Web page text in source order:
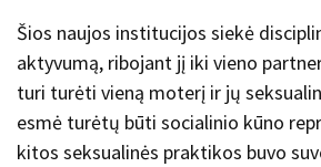
Šios naujos institucijos siekė
aktyvumą, ribojant jį iki vieno
turi turėti vieną moterį ir jų
esmė turėtų būti socialinio kūno
kitos seksualinės praktikos buvo